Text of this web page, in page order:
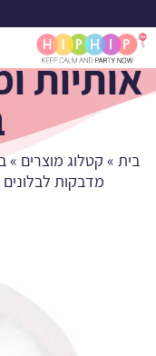
אותיות
בית » קטלוג מוצרים »
מדבקות